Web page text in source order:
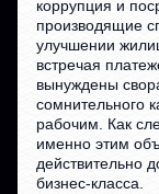
коррупция и
производящие
улучшении
встречая
вынуждены
сомнительного
рабочим. Как
именно этим
действительно
бизнес-класса.